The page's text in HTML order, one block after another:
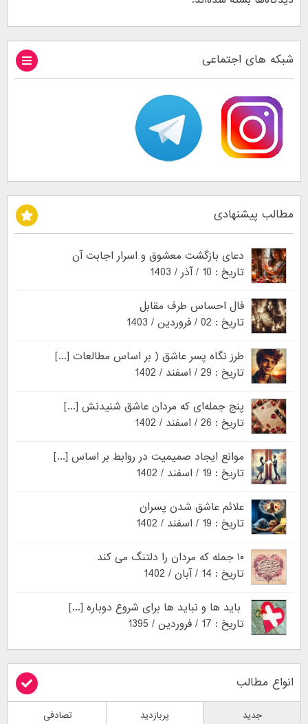
شبکه های اجتماعی
مطالب پیشنهادی
دعای بازگشت معشوق و اسرار اجابت آن
تاریخ : 10 / آذر / 1403
فال احساس طرف مقابل
تاریخ : 02 / فروردین / 1403
طرز نگاه پسر عاشق ( بر اساس مطالعات [...]
تاریخ : 29 / اسفند / 1402
پنج جمله‌ای که مردان عاشق شنیدنش [...]
تاریخ : 26 / اسفند / 1402
موانع ایجاد صمیمیت در روابط بر اساس [...]
تاریخ : 19 / اسفند / 1402
علائم عاشق شدن پسران
تاریخ : 19 / اسفند / 1402
۱۰ جمله که مردان را دلتنگ می کند
تاریخ : 14 / آبان / 1402
باید ها و نباید ها برای شروع دوباره [...]
تاریخ : 17 / فروردین / 1395
انواع مطالب
جدید پربازدید تصادفی